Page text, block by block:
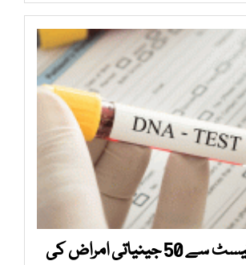
ٓصرف ایک ٹیسٹ سے 50 جینیاتی امراض کی